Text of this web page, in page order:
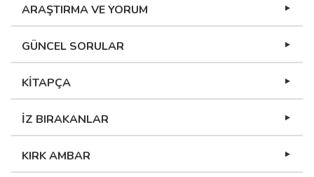
ARAŞTIRMA VE YORUM
GÜNCEL SORULAR
KİTAPÇA
İZ BIRAKANLAR
KIRK AMBAR